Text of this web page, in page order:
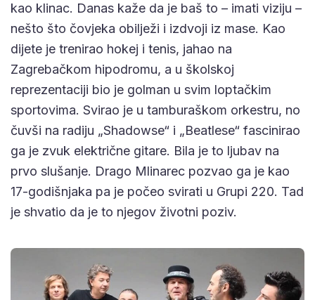
kao klinac. Danas kaže da je baš to – imati viziju –
nešto što čovjeka obilježi i izdvoji iz mase. Kao
dijete je trenirao hokej i tenis, jahao na
Zagrebačkom hipodromu, a u školskoj
reprezentaciji bio je golman u svim loptačkim
sportovima. Svirao je u tamburaškom orkestru, no
čuvši na radiju „Shadowse“ i „Beatlese“ fascinirao
ga je zvuk električne gitare. Bila je to ljubav na
prvo slušanje. Drago Mlinarec pozvao ga je kao
17-godišnjaka pa je počeo svirati u Grupi 220. Tad
je shvatio da je to njegov životni poziv.